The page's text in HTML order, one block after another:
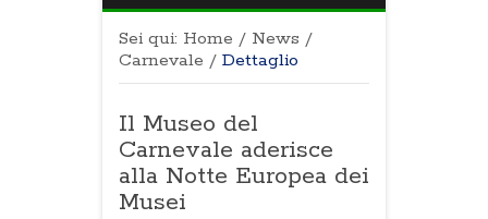
Sei qui: Home / News /
Carnevale / Dettaglio
Il Museo del
Carnevale aderisce
alla Notte Europea dei
Musei